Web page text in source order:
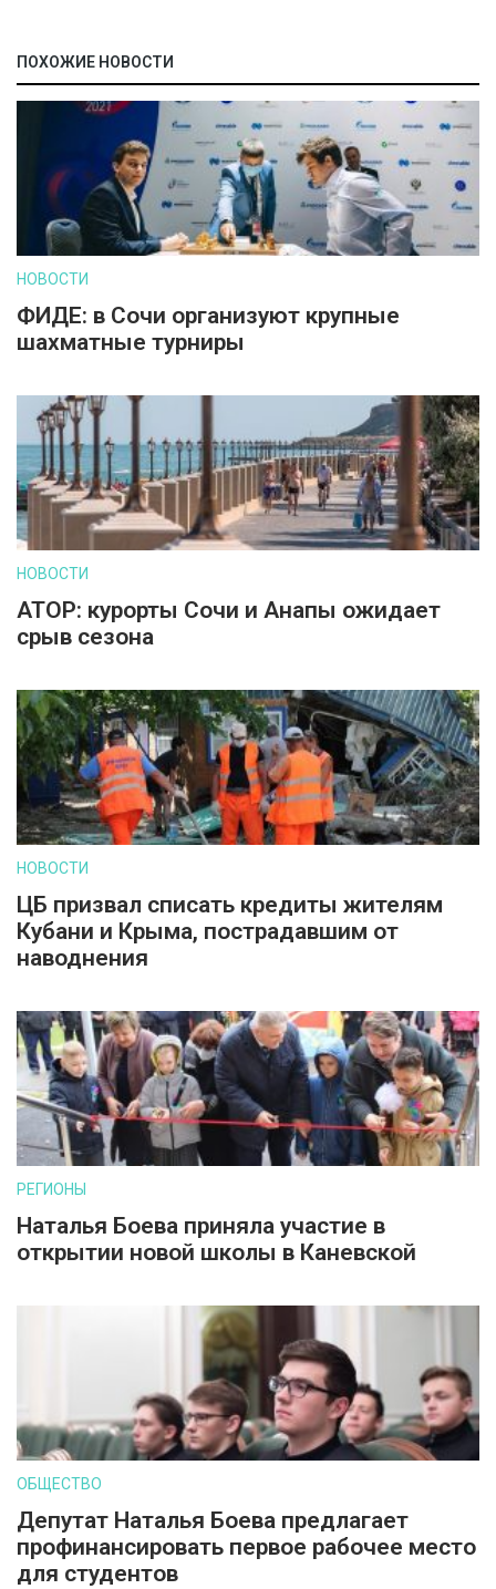
ПОХОЖИЕ НОВОСТИ
НОВОСТИ
ФИДЕ: в Сочи организуют крупные
шахматные турниры
НОВОСТИ
АТОР: курорты Сочи и Анапы ожидает
срыв сезона
НОВОСТИ
ЦБ призвал списать кредиты жителям
Кубани и Крыма, пострадавшим от
наводнения
РЕГИОНЫ
Наталья Боева приняла участие в
открытии новой школы в Каневской
ОБЩЕСТВО
Депутат Наталья Боева предлагает
профинансировать первое рабочее место
для студентов